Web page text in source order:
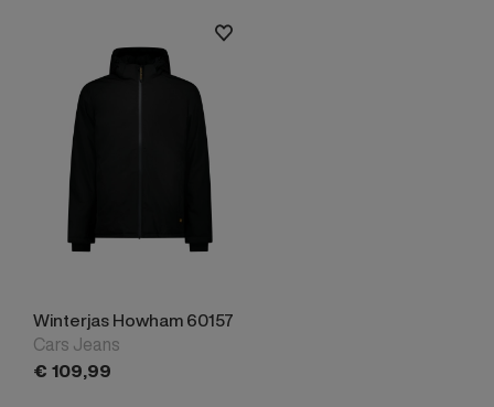
Winterjas Howham 60157
Cars Jeans
€ 109,99